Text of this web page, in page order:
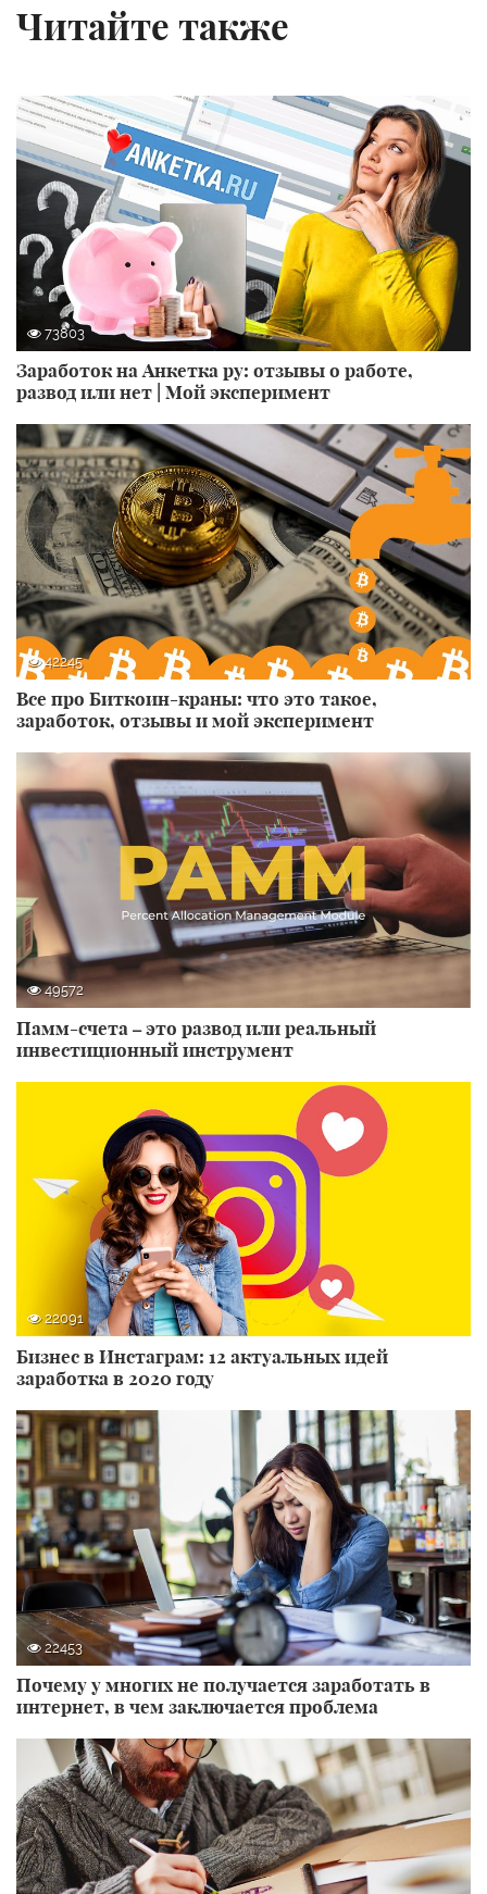
Читайте также
73803
Заработок на Анкетка ру: отзывы о работе,
развод или нет | Мой эксперимент
42245
Все про Биткоин-краны: что это такое,
заработок, отзывы и мой эксперимент
49572
Памм-счета – это развод или реальный
инвестиционный инструмент
22091
Бизнес в Инстаграм: 12 актуальных идей
заработка в 2020 году
22453
Почему у многих не получается заработать в
интернет, в чем заключается проблема